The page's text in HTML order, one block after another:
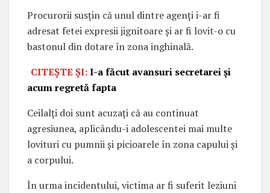
Procurorii susțin că unul dintre agenți i-ar fi
adresat fetei expresii jignitoare și ar fi lovit-o cu
bastonul din dotare în zona inghinală.
CITEȘTE ȘI:I-a făcut avansuri secretarei și
acum regretă fapta
Ceilalți doi sunt acuzați că au continuat
agresiunea, aplicându-i adolescentei mai multe
lovituri cu pumnii și picioarele în zona capului și
a corpului.
În urma incidentului, victima ar fi suferit leziuni